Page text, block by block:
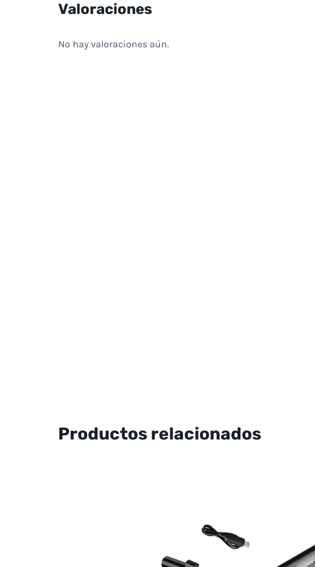
Valoraciones
No hay valoraciones aún.
Productos relacionados